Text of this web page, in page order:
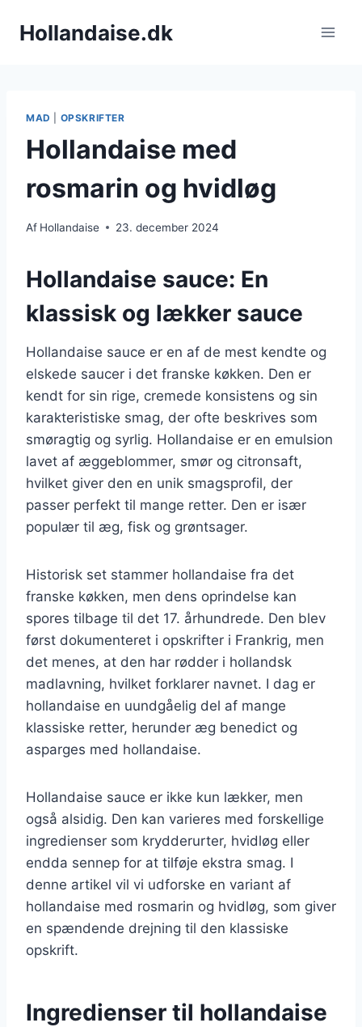
Hollandaise.dk
MAD OPSKRIFTER
Hollandaise med
rosmarin og hvidløg
Af Hollandaise 23. december 2024
Hollandaise sauce: En
klassisk og lækker sauce
Hollandaise sauce er en af de mest kendte og
elskede saucer i det franske køkken. Den er
kendt for sin rige, cremede konsistens og sin
karakteristiske smag, der ofte beskrives som
smøragtig og syrlig. Hollandaise er en emulsion
lavet af æggeblommer, smør og citronsaft,
hvilket giver den en unik smagsprofil, der
passer perfekt til mange retter. Den er især
populær til æg, fisk og grøntsager.
Historisk set stammer hollandaise fra det
franske køkken, men dens oprindelse kan
spores tilbage til det 17. århundrede. Den blev
først dokumenteret i opskrifter i Frankrig, men
det menes, at den har rødder i hollandsk
madlavning, hvilket forklarer navnet. I dag er
hollandaise en uundgåelig del af mange
klassiske retter, herunder æg benedict og
asparges med hollandaise.
Hollandaise sauce er ikke kun lækker, men
også alsidig. Den kan varieres med forskellige
ingredienser som krydderurter, hvidløg eller
endda sennep for at tilføje ekstra smag. I
denne artikel vil vi udforske en variant af
hollandaise med rosmarin og hvidløg, som giver
en spændende drejning til den klassiske
opskrift.
Ingredienser til hollandaise